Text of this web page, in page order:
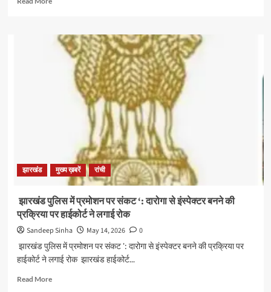
झारखंड
घर
सत्यापन
का
लक्ष्य
झारखंड मुख्य ख़बरें रांची
झारखंड पुलिस में प्रमोशन पर संकट ‘: दारोगा से इंस्पेक्टर बनने की
प्रक्रिया पर हाईकोर्ट ने लगाई रोक
Sandeep Sinha May 14, 2026
0
झारखंड पुलिस में प्रमोशन पर संकट ': दारोगा से इंस्पेक्टर बनने की प्रक्रिया पर
हाईकोर्ट ने लगाई रोक झारखंड हाईकोर्ट...
Read MoreRead